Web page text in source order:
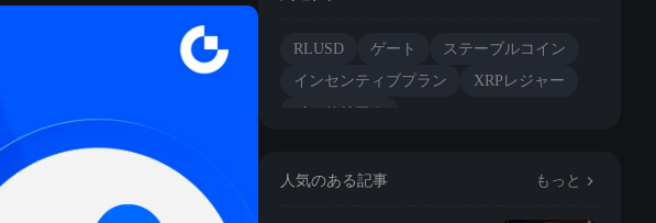
RLUSD ゲート
ステーブルコイン
インセンティブプラン
XRPレジャー
イーサリアム
市場活性度
人気のある記事 もっと